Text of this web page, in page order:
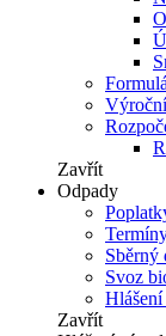
Zavřít
Odpady
Sběrný
Svoz
Hlášení
Zavřít